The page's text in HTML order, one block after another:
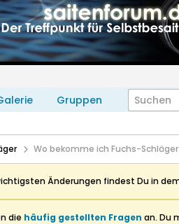
Gruppen
Wo bekomme ich Fuchs-
Änderungen findest Du in
die häufig gestellten Fragen an. Du